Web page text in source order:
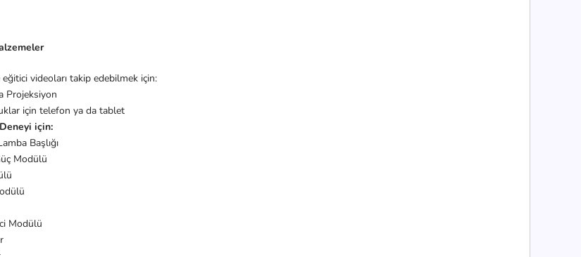
videoları takip edebilmek için:
Projeksiyon
için telefon ya da tablet
için:
Başlığı
Modülü
Modülü